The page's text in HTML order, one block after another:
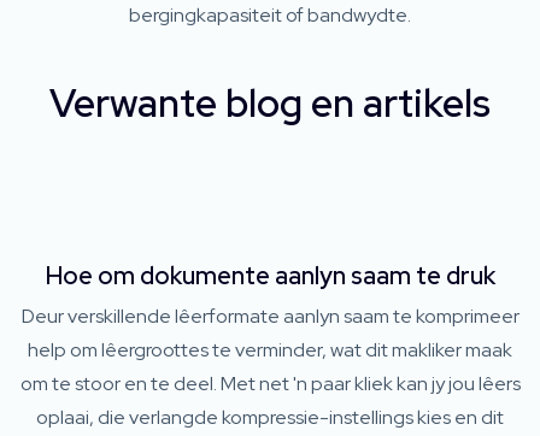
bergingkapasiteit of bandwydte.
Verwante blog en artikels
Hoe om dokumente aanlyn saam te druk
Deur verskillende lêerformate aanlyn saam te komprimeer
help om lêergroottes te verminder, wat dit makliker maak
om te stoor en te deel. Met net 'n paar kliek kan jy jou lêers
oplaai, die verlangde kompressie-instellings kies en dit